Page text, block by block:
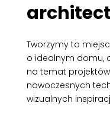
Tworzymy to
o idealnym domu,
na temat
nowoczesnych
wizualnych